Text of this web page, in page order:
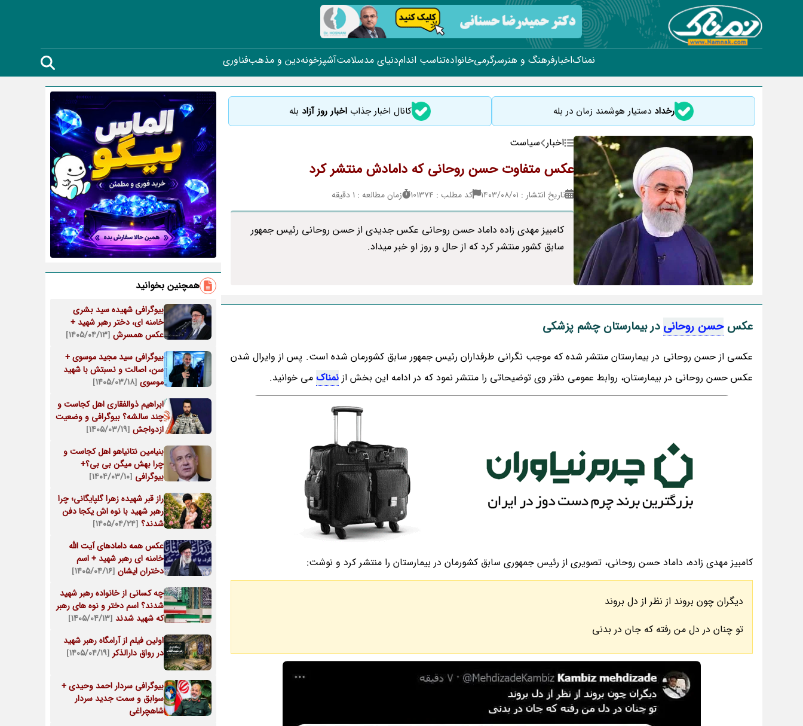
نمناکاخبارفرهنگ و هنرسرگرمیخانوادهتناسب اندامدنیای مدسلامتآشپزخونهدین و مذهبفناوری
رخداد دستیار هوشمند زمان در بله کانال اخبار جذاب اخبار روز آزاد بله
اخبار سیاست
عکس متفاوت حسن روحانی که دامادش منتشر کرد
تاریخ انتشار : ۱۴۰۳/۰۸/۰۱ کد مطلب : 101374 زمان مطالعه : 1 دقیقه
کامبیز مهدی زاده داماد حسن روحانی عکس جدیدی از حسن روحانی رئیس جمهور
سابق کشور منتشر کرد که از حال و روز او خبر میداد.
عکسحسن روحانی در بیمارستان چشم پزشکی
عکسی از حسن روحانی در بیمارستان منتشر شده که موجب نگرانی طرفداران رئیس جمهور سابق کشورمان شده است. پس از وایرال شدن
عکس حسن روحانی در بیمارستان، روابط عمومی دفتر وی توضیحاتی را منتشر نمود که در ادامه این بخش از نمناک می خوانید.
کامبیز مهدی زاده، داماد حسن روحانی، تصویری از رئیس جمهوری سابق کشورمان در بیمارستان را منتشر کرد و نوشت:
دیگران چون بروند از نظر از دل بروند
تو چنان در دل من رفته که جان در بدنی
همچنین بخوانید
بیوگرافی شهیده سید بشری
خامنه ای، دختر رهبر شهید +
عکس همسرش [۱۴۰۵/۰۴/۱۳]
بیوگرافی سید مجید موسوی +
سن، اصالت و نسبتش با شهید
موسوی [۱۴۰۵/۰۳/۱۸]
ابراهیم ذوالفقاری اهل کجاست و
چند سالشه؟ بیوگرافی و وضعیت
ازدواجش [۱۴۰۵/۰۳/۱۹]
بنیامین نتانیاهو اهل کجاست و
چرا بهش میگن بی بی؟+
بیوگرافی [۱۴۰۴/۰۳/۱۰]
راز قبر شهیده زهرا گلپایگانی؛ چرا
رهبر شهید با نوه اش یکجا دفن
شدند؟ [۱۴۰۵/۰۴/۲۴]
عکس همه دامادهای آیت الله
خامنه ای رهبر شهید + اسم
دختران ایشان [۱۴۰۵/۰۴/۱۶]
چه کسانی از خانواده رهبر شهید
شدند؟ اسم دختر و نوه های رهبر
که شهید شدند [۱۴۰۵/۰۴/۱۳]
اولین فیلم از آرامگاه رهبر شهید
در رواق دارالذکر [۱۴۰۵/۰۴/۱۹]
بیوگرافی سردار احمد وحیدی +
سوابق و سمت جدید سردار
شاهچراغی